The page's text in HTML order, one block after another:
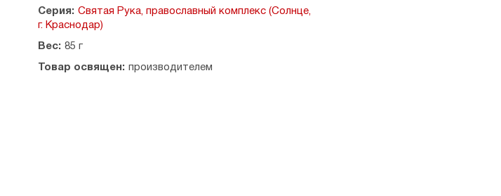
Освящено в часовне Святителя Николая Чудотворца в православном комплексе
«Святая рука».
Серия: Святая Рука, православный комплекс (Солнце,
г. Краснодар)
Вес: 85 г
Товар освящен: производителем